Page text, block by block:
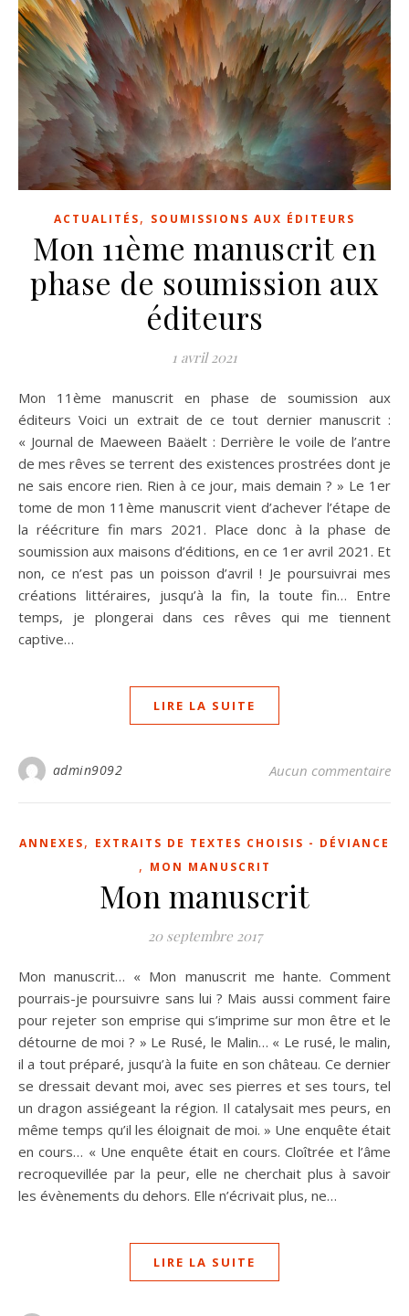
ACTUALITÉS, SOUMISSIONS AUX ÉDITEURS
Mon 11ème manuscrit en
phase de soumission aux
éditeurs
1 avril 2021
Mon 11ème manuscrit en phase de soumission aux
éditeurs Voici un extrait de ce tout dernier manuscrit :
« Journal de Maeween Baäelt : Derrière le voile de l’antre
de mes rêves se terrent des existences prostrées dont je
ne sais encore rien. Rien à ce jour, mais demain ? » Le 1er
tome de mon 11ème manuscrit vient d’achever l’étape de
la réécriture fin mars 2021. Place donc à la phase de
soumission aux maisons d’éditions, en ce 1er avril 2021. Et
non, ce n’est pas un poisson d’avril ! Je poursuivrai mes
créations littéraires, jusqu’à la fin, la toute fin… Entre
temps, je plongerai dans ces rêves qui me tiennent
captive…
LIRE LA SUITE
admin9092 Aucun commentaire
ANNEXES, EXTRAITS DE TEXTES CHOISIS - DÉVIANCE
, MON MANUSCRIT
Mon manuscrit
20 septembre 2017
Mon manuscrit… « Mon manuscrit me hante. Comment
pourrais-je poursuivre sans lui ? Mais aussi comment faire
pour rejeter son emprise qui s’imprime sur mon être et le
détourne de moi ? » Le Rusé, le Malin… « Le rusé, le malin,
il a tout préparé, jusqu’à la fuite en son château. Ce dernier
se dressait devant moi, avec ses pierres et ses tours, tel
un dragon assiégeant la région. Il catalysait mes peurs, en
même temps qu’il les éloignait de moi. » Une enquête était
en cours… « Une enquête était en cours. Cloîtrée et l’âme
recroquevillée par la peur, elle ne cherchait plus à savoir
les évènements du dehors. Elle n’écrivait plus, ne…
LIRE LA SUITE